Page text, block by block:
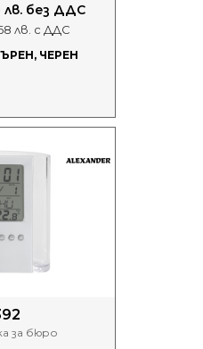
лв. без ДДС
лв. с ДДС
ЧЕРЕН
за бюро